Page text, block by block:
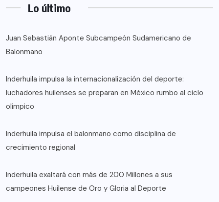
Lo último
Juan Sebastián Aponte Subcampeón Sudamericano de
Balonmano
Inderhuila impulsa la internacionalización del deporte:
luchadores huilenses se preparan en México rumbo al ciclo
olímpico
Inderhuila impulsa el balonmano como disciplina de
crecimiento regional
Inderhuila exaltará con más de 200 Millones a sus
campeones Huilense de Oro y Gloria al Deporte